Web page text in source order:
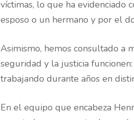
víctimas, lo que ha evidenciado
esposo o un hermano y por el
Asimismo, hemos consultado a
seguridad y la justicia
trabajando durante años en
En el equipo que encabeza